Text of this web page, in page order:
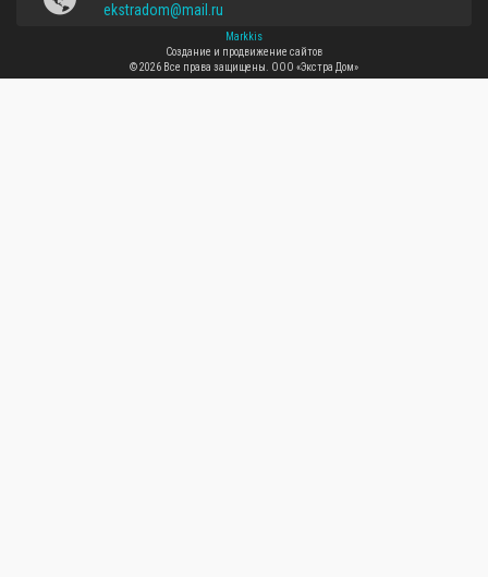
ekstradom@mail.ru
Markkis
Создание и продвижение сайтов
© 2026 Все права защищены. ООО «Экстра Дом»